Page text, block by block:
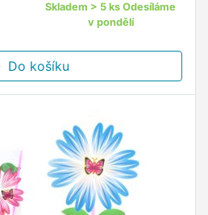
Skladem > 5 ks Odesíláme
v pondělí
Do košíku